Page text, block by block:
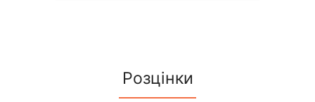
Розцінки